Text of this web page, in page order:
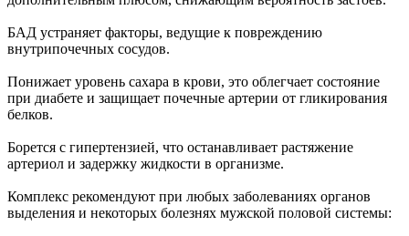
БАД устраняет факторы, ведущие к повреждению
внутрипочечных сосудов.
Понижает уровень сахара в крови, это облегчает состояние
при диабете и защищает почечные артерии от гликирования
белков.
Борется с гипертензией, что останавливает растяжение
артериол и задержку жидкости в организме.
Комплекс рекомендуют при любых заболеваниях органов
выделения и некоторых болезнях мужской половой системы: